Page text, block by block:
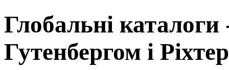
Глобальні
Гутенбергом і